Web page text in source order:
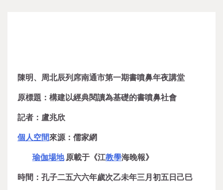
陳明、周北辰列席南通市第一期書噴鼻年夜講堂
原標題：構建以經典閱讀為基礎的書噴鼻社會
記者：盧兆欣
個人空間來源：儒家網
瑜伽場地原載于《江教學海晚報》
時間：孔子二五六六年歲次乙未年三月初五日己巳